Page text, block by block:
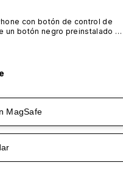
con botón de control de
un botón negro preinstalado
MagSafe